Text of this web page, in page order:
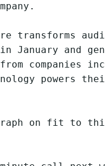
transforms
January and
companies
powers
on fit to